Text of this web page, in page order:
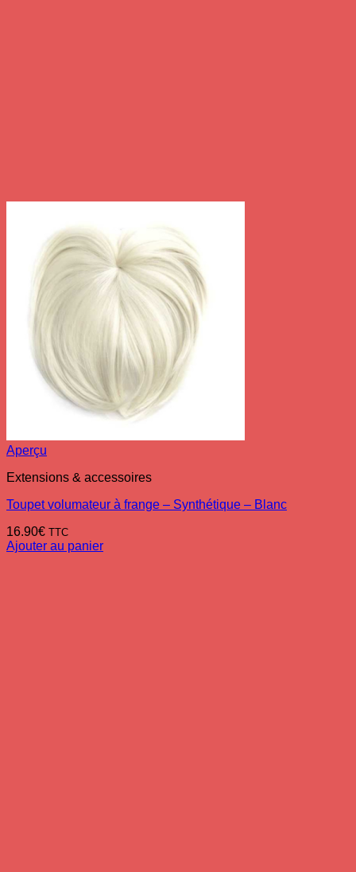
Aperçu
Extensions & accessoires
Toupet volumateur à frange – Synthétique – Blanc
16.90€ TTC
Ajouter au panier